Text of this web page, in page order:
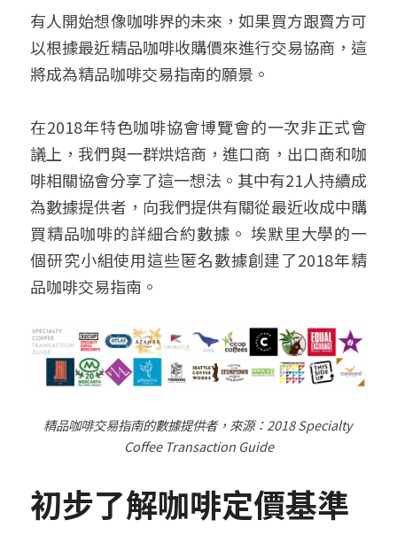
有人開始想像咖啡界的未來，如果買方跟賣方可
以根據最近精品咖啡收購價來進行交易協商，這
將成為精品咖啡交易指南的願景。
在2018年特色咖啡協會博覽會的一次非正式會
議上，我們與一群烘焙商，進口商，出口商和咖
啡相關協會分享了這一想法。其中有21人持續成
為數據提供者，向我們提供有關從最近收成中購
買精品咖啡的詳細合約數據。 埃默里大學的一
個研究小組使用這些匿名數據創建了2018年精
品咖啡交易指南。
精品咖啡交易指南的數據提供者，來源：2018 Specialty
Coffee Transaction Guide
初步了解咖啡定價基準